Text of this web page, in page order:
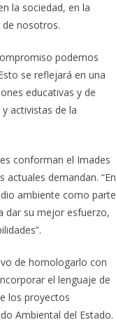
la sociedad, en la
de nosotros.
podemos
se reflejará en una
educativas y de
activistas de la
conforman el Imades
demandan. “En
ambiente como parte
dar su mejor esfuerzo,
de homologarlo con
el lenguaje de
los proyectos
Ambiental del Estado.